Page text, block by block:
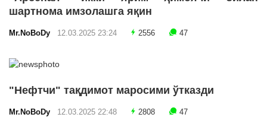
шартнома имзолашга яқин
Mr.NoBoDy 12.03.2025 23:24 2556 47
"Нефтчи" тақдимот маросими ўтказди
Mr.NoBoDy 12.03.2025 22:48 2808 47